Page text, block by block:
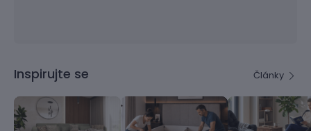
Inspirujte se Články